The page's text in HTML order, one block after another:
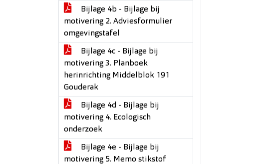
Bijlage 4b - Bijlage bij
motivering 2. Adviesformulier
omgevingstafel
Bijlage 4c - Bijlage bij
motivering 3. Planboek
herinrichting Middelblok 191
Gouderak
Bijlage 4d - Bijlage bij
motivering 4. Ecologisch
onderzoek
Bijlage 4e - Bijlage bij
motivering 5. Memo stikstof